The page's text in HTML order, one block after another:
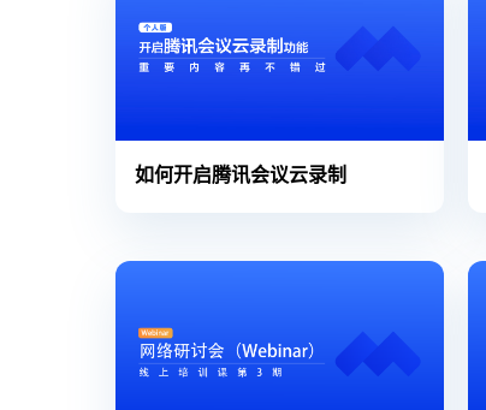
如何开启腾讯会议云录制